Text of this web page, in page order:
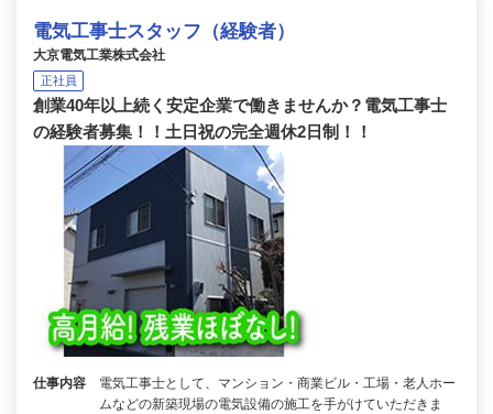
電気工事士スタッフ（経験者）
大京電気工業株式会社
正社員
創業40年以上続く安定企業で働きませんか？電気工事士
の経験者募集！！土日祝の完全週休2日制！！
仕事内容
電気工事士として、マンション・商業ビル・工場・老人ホー
ムなどの新築現場の電気設備の施工を手がけていただきま